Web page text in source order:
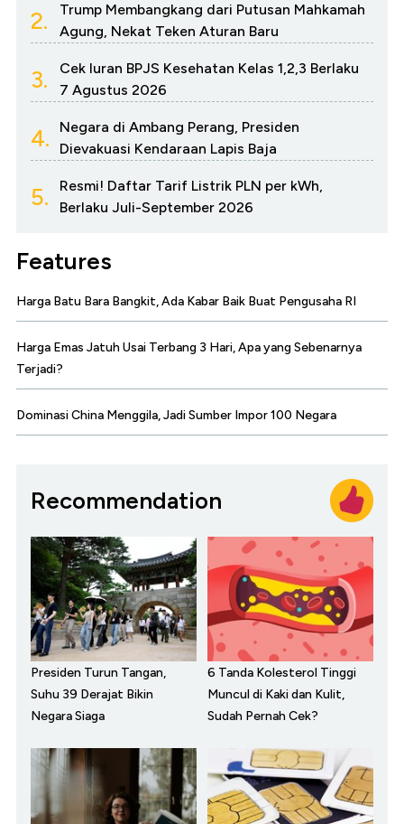
2.
Trump Membangkang dari Putusan Mahkamah
Agung, Nekat Teken Aturan Baru
3.
Cek Iuran BPJS Kesehatan Kelas 1,2,3 Berlaku
7 Agustus 2026
4.
Negara di Ambang Perang, Presiden
Dievakuasi Kendaraan Lapis Baja
5.
Resmi! Daftar Tarif Listrik PLN per kWh,
Berlaku Juli-September 2026
Features
Harga Batu Bara Bangkit, Ada Kabar Baik Buat Pengusaha RI
Harga Emas Jatuh Usai Terbang 3 Hari, Apa yang Sebenarnya
Terjadi?
Dominasi China Menggila, Jadi Sumber Impor 100 Negara
Recommendation
Presiden Turun Tangan,
Suhu 39 Derajat Bikin
Negara Siaga
6 Tanda Kolesterol Tinggi
Muncul di Kaki dan Kulit,
Sudah Pernah Cek?